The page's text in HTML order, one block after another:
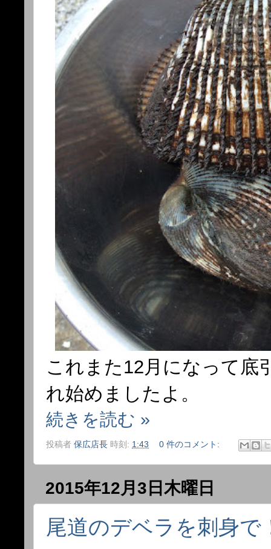
これまた12月になって底
れ始めましたよ。
続きを読む »
投稿者 保広店長 時刻: 1:43 0 件のコメント:
2015年12月3日木曜日
尾道のデベラを刺身で